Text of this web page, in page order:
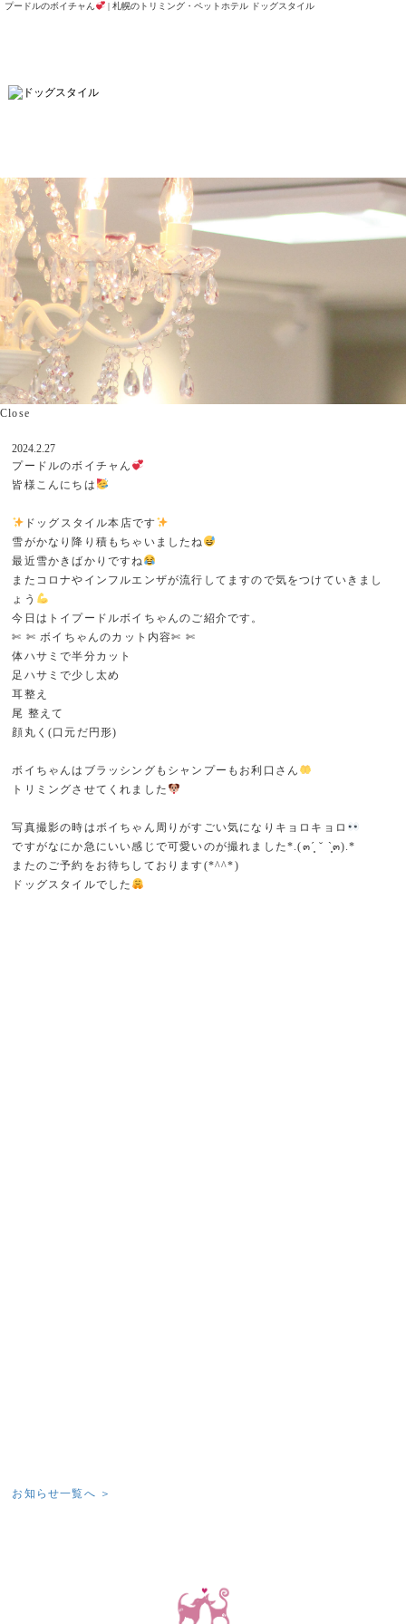
プードルのボイチャん | 札幌のトリミング・ペットホテル ドッグスタイル
Close
2024.2.27
プードルのボイチャん
皆様こんにちは
ドッグスタイル本店です
雪がかなり降り積もちゃいましたね
最近雪かきばかりですね
またコロナやインフルエンザが流行してますので気をつけていきまし
ょう
今日はトイプードルボイちゃんのご紹介です。
✄ ✄ ボイちゃんのカット内容✄ ✄
体ハサミで半分カット
足ハサミで少し太め
耳整え
尾 整えて
顔丸く(口元だ円形)
ボイちゃんはブラッシングもシャンプーもお利口さん
トリミングさせてくれました
写真撮影の時はボイちゃん周りがすごい気になりキョロキョロ
ですがなにか急にいい感じで可愛いのが撮れました*.(๓´͈ ˘ `͈๓).*
またのご予約をお待ちしております(*^^*)
ドッグスタイルでした
お知らせ一覧へ ＞